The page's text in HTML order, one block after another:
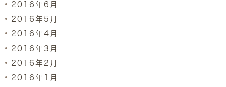
2016年6月
2016年5月
2016年4月
2016年3月
2016年2月
2016年1月